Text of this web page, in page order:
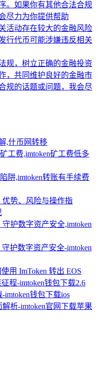
。如果你有其他合法合规
尽力为你提供帮助
活动存在较大的金融风险
行代币可能涉嫌违反相关
规，树立正确的金融投资
，共同维护良好的金融市
规的话题或问题，我会尽
,什币网转移
工费,imtoken矿工费低多
阱,imtoken转账有手续费
优势、风险与操作指
护数字资产安全,imtoken
护数字资产安全-imtoken
用 ImToken 转出 EOS
程-imtoken钱包下载2.6
imtoken钱包下载ios
析-imtoken官网下载苹果